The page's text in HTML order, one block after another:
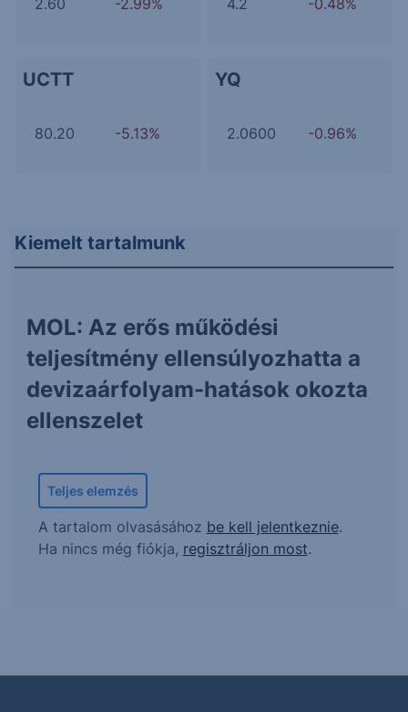
UCTT
80.20 -5.13%
YQ
2.0600 -0.96%
Kiemelt tartalmunk
MOL: Az erős működési
teljesítmény ellensúlyozhatta a
devizaárfolyam-hatások okozta
ellenszelet
Teljes elemzés
A tartalom olvasásához be kell jelentkeznie.
Ha nincs még fiókja, regisztráljon most.